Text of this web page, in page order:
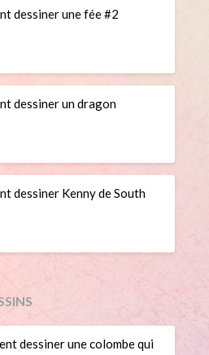
dessiner une fée #2
dessiner un dragon
dessiner Kenny de South
dessiner une colombe qui